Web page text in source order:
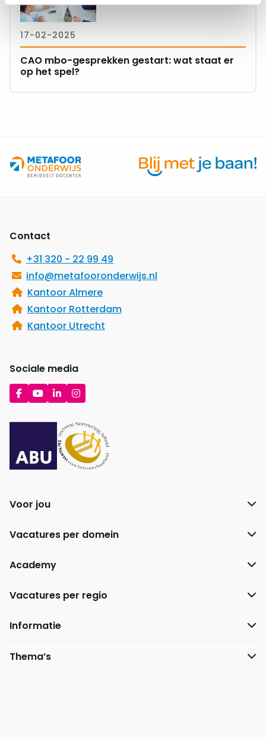
17-02-2025
CAO mbo-gesprekken gestart: wat staat er
op het spel?
CAO
mbo-
gesprekken
gestart:
wat
staat
Contact
+31 320 - 22 99 49
info@metafooronderwijs.nl
Kantoor Almere
Kantoor Rotterdam
Kantoor Utrecht
Sociale media
Ga
naar
Facebook
Ga
naar
YouTube
Ga
naar
LinkedIn
Ga
naar
Instagram
Voor jou
Vacatures per domein
Academy
Vacatures per regio
Informatie
Thema’s